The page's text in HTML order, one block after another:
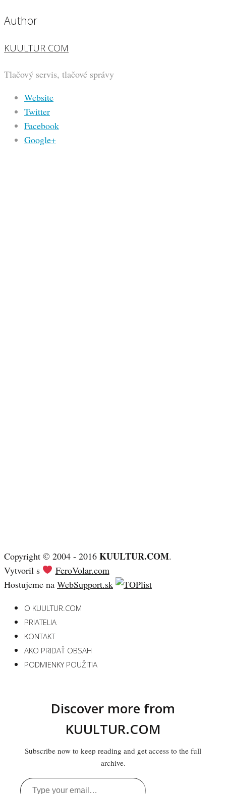
Author
KUULTUR COM
Tlačový servis, tlačové správy
Website
Twitter
Facebook
Google+
Copyright © 2004 - 2016 KUULTUR.COM.
Vytvoril s
FeroVolar.com
Hostujeme na WebSupport.sk
O KUULTUR.COM
PRIATELIA
KONTAKT
AKO PRIDAŤ OBSAH
PODMIENKY POUŽITIA
Discover more from
KUULTUR.COM
Subscribe now to keep reading and get access to the full
archive.
Type